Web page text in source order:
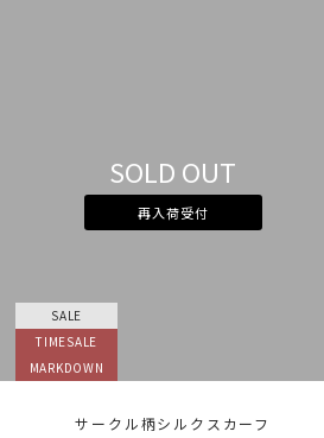
SOLD OUT
再入荷受付
SALE
TIMESALE
MARKDOWN
サークル柄シルクスカーフ